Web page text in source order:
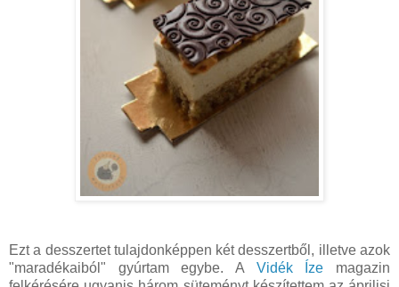
Ezt a desszertet tulajdonképpen két desszertből, illetve azok
"maradékaiból" gyúrtam egybe. A Vidék Íze magazin